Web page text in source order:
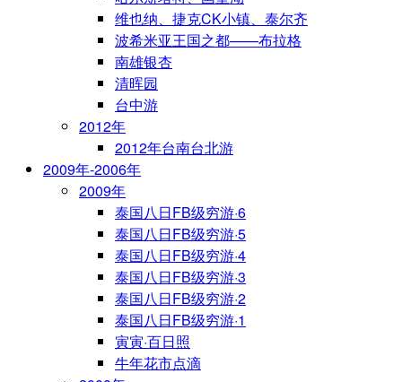
维也纳、捷克CK小镇、泰尔齐
波希米亚王国之都——布拉格
南雄银杏
清晖园
台中游
2012年
2012年台南台北游
2009年-2006年
2009年
泰国八日FB级穷游·6
泰国八日FB级穷游·5
泰国八日FB级穷游·4
泰国八日FB级穷游·3
泰国八日FB级穷游·2
泰国八日FB级穷游·1
寅寅·百日照
牛年花市点滴